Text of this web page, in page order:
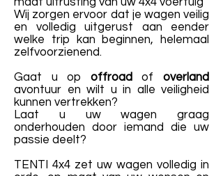
Wij zorgen ervoor dat je wagen veilig
en volledig uitgerust aan eender
welke trip kan beginnen, helemaal
zelfvoorzienend.
Gaat u op offroad ofoverland
avontuur en wilt u in alle veiligheid
kunnen vertrekken?
Laat u uw wagen graag
onderhouden door iemand die uw
passie deelt?
TENTI 4x4 zet uw wagen volledig in